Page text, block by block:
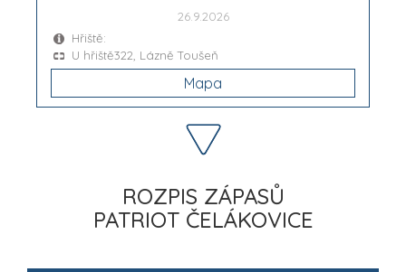
26.9.2026
Hřiště:
U hřiště322, Lázně Toušeň
Mapa
ROZPIS ZÁPASŮ
PATRIOT ČELÁKOVICE